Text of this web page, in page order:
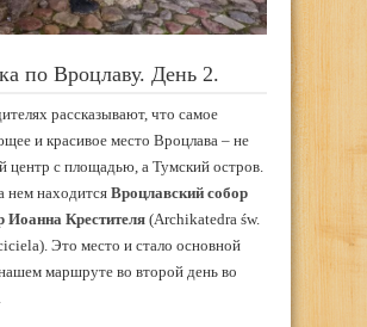
по Вроцлаву. День 2.
рассказывают, что самое
и красивое место Вроцлава – не
центр с площадью, а Тумский остров.
нем находится Вроцлавский собор
Иоанна Крестителя (Archikatedra św.
Это место и стало основной
маршруте во второй день во